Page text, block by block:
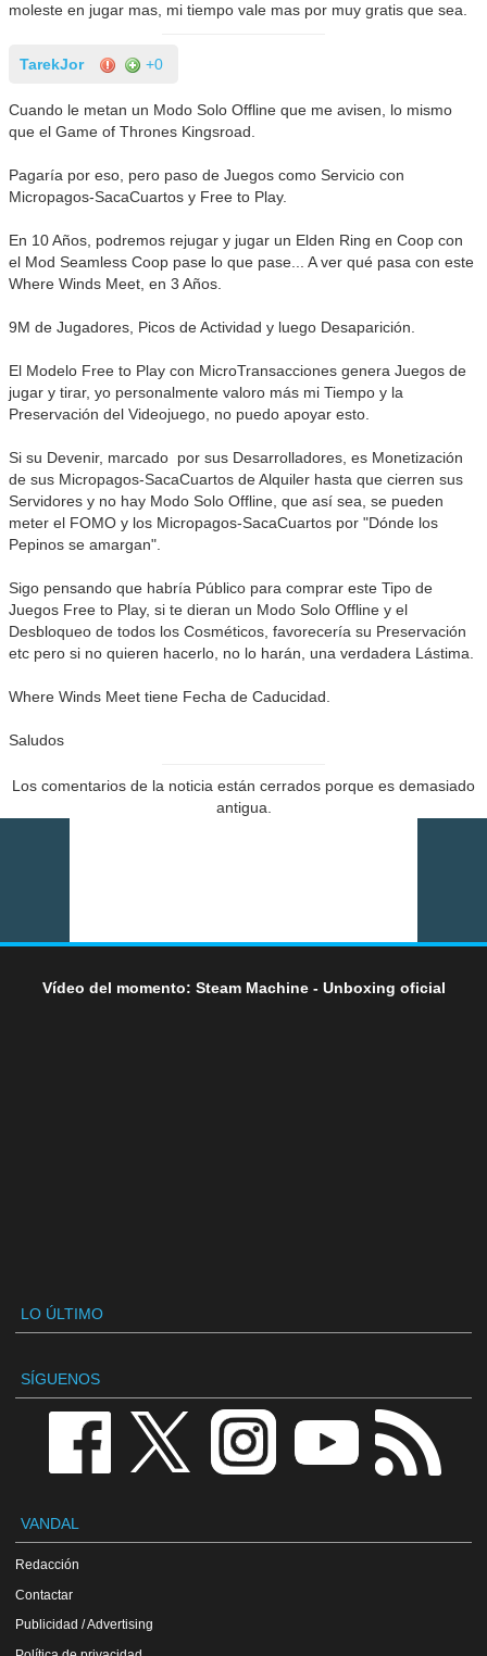
moleste en jugar mas, mi tiempo vale mas por muy gratis que sea.
TarekJor +0
Cuando le metan un Modo Solo Offline que me avisen, lo mismo
que el Game of Thrones Kingsroad.
Pagaría por eso, pero paso de Juegos como Servicio con
Micropagos-SacaCuartos y Free to Play.
En 10 Años, podremos rejugar y jugar un Elden Ring en Coop con
el Mod Seamless Coop pase lo que pase... A ver qué pasa con este
Where Winds Meet, en 3 Años.
9M de Jugadores, Picos de Actividad y luego Desaparición.
El Modelo Free to Play con MicroTransacciones genera Juegos de
jugar y tirar, yo personalmente valoro más mi Tiempo y la
Preservación del Videojuego, no puedo apoyar esto.
Si su Devenir, marcado por sus Desarrolladores, es Monetización
de sus Micropagos-SacaCuartos de Alquiler hasta que cierren sus
Servidores y no hay Modo Solo Offline, que así sea, se pueden
meter el FOMO y los Micropagos-SacaCuartos por "Dónde los
Pepinos se amargan".
Sigo pensando que habría Público para comprar este Tipo de
Juegos Free to Play, si te dieran un Modo Solo Offline y el
Desbloqueo de todos los Cosméticos, favorecería su Preservación
etc pero si no quieren hacerlo, no lo harán, una verdadera Lástima.
Where Winds Meet tiene Fecha de Caducidad.
Saludos
Los comentarios de la noticia están cerrados porque es demasiado
antigua.
Vídeo del momento: Steam Machine - Unboxing oficial
LO ÚLTIMO
SÍGUENOS
VANDAL
Redacción
Contactar
Publicidad / Advertising